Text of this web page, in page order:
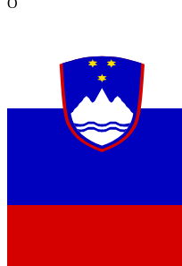
O